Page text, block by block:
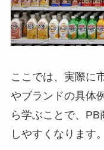
ここでは、実際に
やブランドの具体
ら学ぶことで、
しやすくなります。